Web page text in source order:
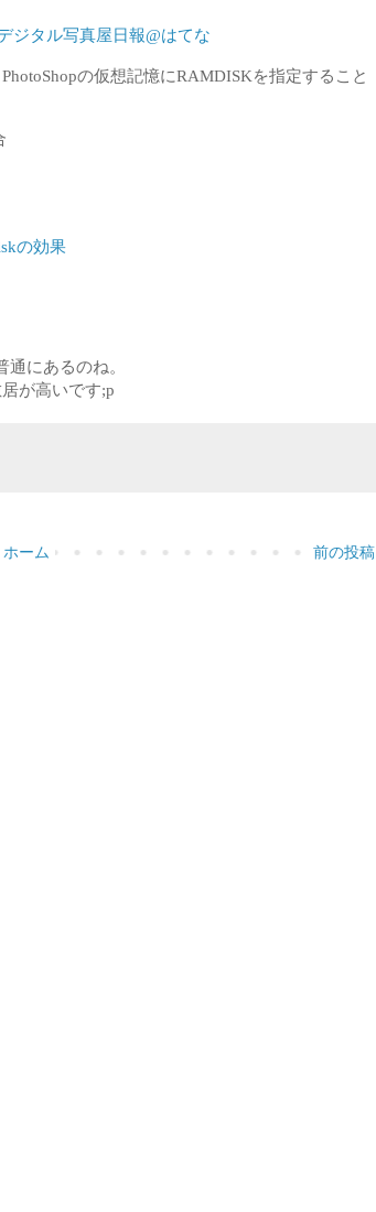
ジタル写真屋日報@はてな
の仮想記憶にRAMDISKを指定すること
の効果
にあるのね。
が高いです;p
前の投稿
ホーム